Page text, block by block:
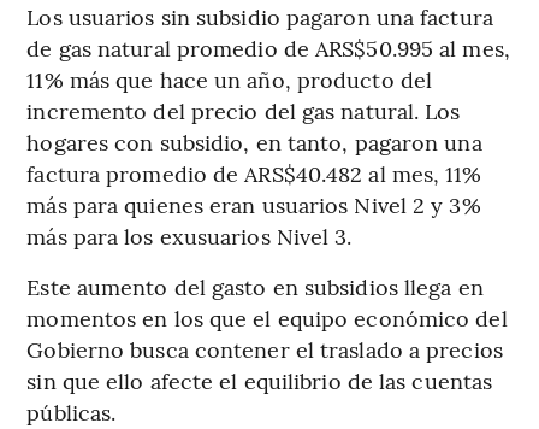
Los usuarios sin subsidio pagaron una factura
de gas natural promedio de ARS$50.995 al mes,
11% más que hace un año, producto del
incremento del precio del gas natural. Los
hogares con subsidio, en tanto, pagaron una
factura promedio de ARS$40.482 al mes, 11%
más para quienes eran usuarios Nivel 2 y 3%
más para los exusuarios Nivel 3.
Este aumento del gasto en subsidios llega en
momentos en los que el equipo económico del
Gobierno busca contener el traslado a precios
sin que ello afecte el equilibrio de las cuentas
públicas.